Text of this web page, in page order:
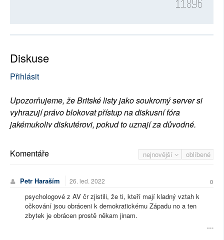
11896
Diskuse
Přihlásit
Upozorňujeme, že Britské listy jako soukromý server si
vyhrazují právo blokovat přístup na diskusní fóra
jakémukoliv diskutérovi, pokud to uznají za důvodné.
nejnovější oblíbené
Komentáře
Petr Haraším 26. led. 2022 0
psychologové z AV čr zjistili, že ti, kteří mají kladný vztah k
očkování jsou obráceni k demokratickému Západu no a ten
zbytek je obrácen prostě někam jinam.